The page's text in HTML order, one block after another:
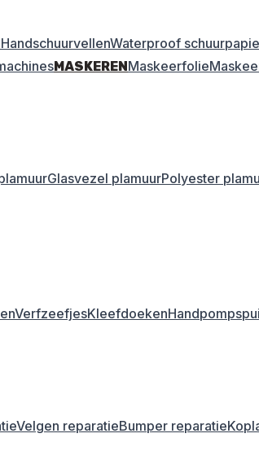
HandschuurvellenWaterproof
MASKERENMaskeerfolie
Glasvezel plamuurPolyester
VerfzeefjesKleefdoeken
Velgen reparatieBumper reparatie